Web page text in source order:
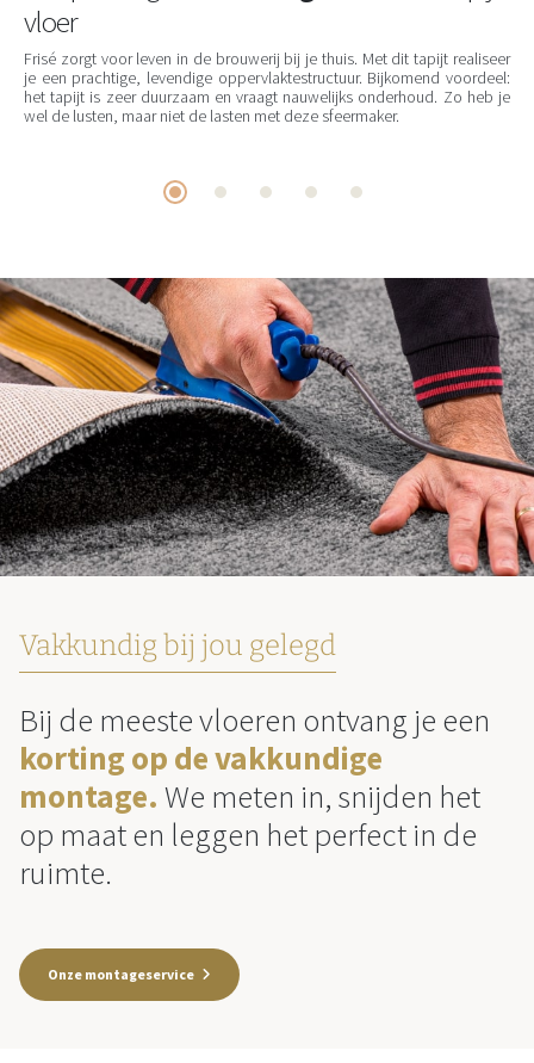
vloer
Frisé zorgt voor leven in de brouwerij bij je thuis. Met dit tapijt realiseer
je een prachtige, levendige oppervlaktestructuur. Bijkomend voordeel:
het tapijt is zeer duurzaam en vraagt nauwelijks onderhoud. Zo heb je
wel de lusten, maar niet de lasten met deze sfeermaker.
Vakkundig bij jou gelegd
Bij de meeste vloeren ontvang je een
korting op de vakkundige
montage. We meten in, snijden het
op maat en leggen het perfect in de
ruimte.
Onze montageservice